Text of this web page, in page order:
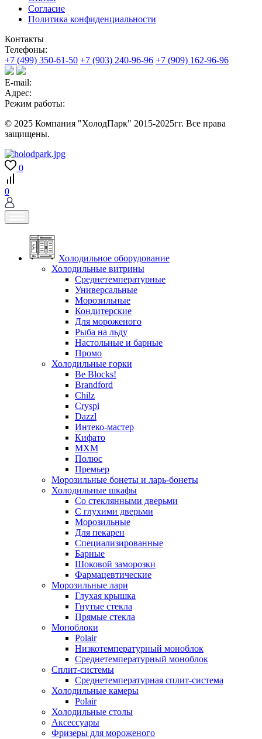
Согласие
Политика конфиденциальности
Контакты
Телефоны:
+7 (499) 350-61-50 +7 (903) 240-96-96 +7 (909) 162-96-96
E-mail:
Адрес:
Режим работы:
© 2025 Компания "ХолодПарк" 2015-2025гг. Все права
защищены.
0
0
Холодильное оборудование
Холодильные витрины
Среднетемпературные
Универсальные
Морозильные
Кондитерские
Для мороженого
Рыба на льду
Настольные и барные
Промо
Холодильные горки
Be Blocks!
Brandford
Chilz
Cryspi
Dazzl
Интеко-мастер
Кифато
МХМ
Полюс
Премьер
Морозильные бонеты и ларь-бонеты
Холодильные шкафы
Со стеклянными дверьми
С глухими дверьми
Морозильные
Для пекарен
Специализированные
Барные
Шоковой заморозки
Фармацевтические
Морозильные лари
Глухая крышка
Гнутые стекла
Прямые стекла
Моноблоки
Polair
Низкотемпературный моноблок
Среднетемпературный моноблок
Сплит-системы
Среднетемпературная сплит-система
Холодильные камеры
Polair
Холодильные столы
Аксессуары
Фризеры для мороженого